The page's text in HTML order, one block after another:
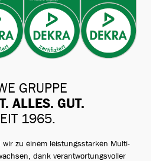
GRUPPE
ALLES. GUT.
1965.
zu einem leistungsstarken Multi-
dank verantwortungsvoller